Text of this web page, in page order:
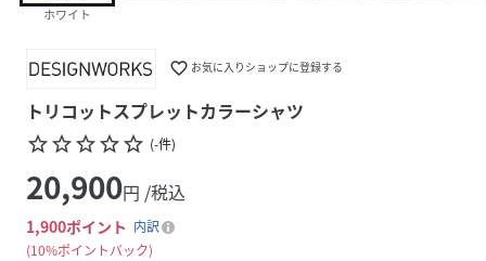
ホワイト
favorite_border お気に入りショップに登録する
トリコットスプレットカラーシャツ
star_borderstar_borderstar_borderstar_borderstar_border (-件)
20,900円 /税込
1,900ポイント 内訳
10%ポイントバック